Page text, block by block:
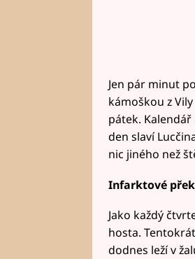
Jen pár minut
kámoškou z
pátek.
den slaví
nic jiného než
Infarktové
Jako každý
hosta.
dodnes leží v